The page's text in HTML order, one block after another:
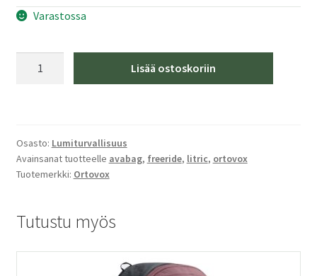
Varastossa
Lisää ostoskoriin
Osasto: Lumiturvallisuus
Avainsanat tuotteelle avabag, freeride, litric, ortovox
Tuotemerkki: Ortovox
Tutustu myös